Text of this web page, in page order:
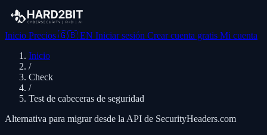
Inicio Precios 🇬🇧 EN Iniciar sesión Crear cuenta gratis Mi cuenta
Inicio
/
Check
/
Test de cabeceras de seguridad
Alternativa para migrar desde la API de SecurityHeaders.com